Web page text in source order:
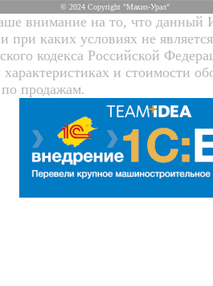
© 2024 Copyright "Макиз-Урал"
внимание на то, что данный
при каких условиях не
кодекса Российской
характеристиках и стоимости
продажам.